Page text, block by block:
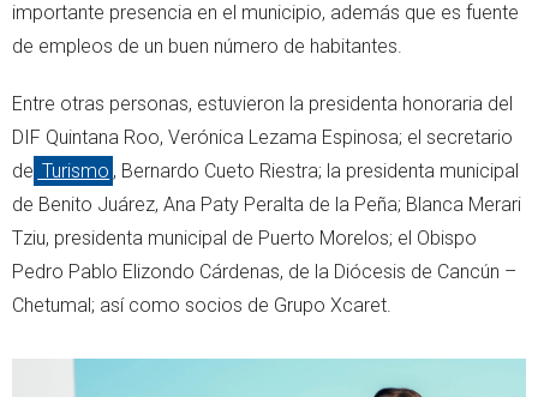
importante presencia en el municipio, además que es fuente
de empleos de un buen número de habitantes.
Entre otras personas, estuvieron la presidenta honoraria del
DIF Quintana Roo, Verónica Lezama Espinosa; el secretario
de Turismo , Bernardo Cueto Riestra; la presidenta municipal
de Benito Juárez, Ana Paty Peralta de la Peña; Blanca Merari
Tziu, presidenta municipal de Puerto Morelos; el Obispo
Pedro Pablo Elizondo Cárdenas, de la Diócesis de Cancún –
Chetumal; así como socios de Grupo Xcaret.